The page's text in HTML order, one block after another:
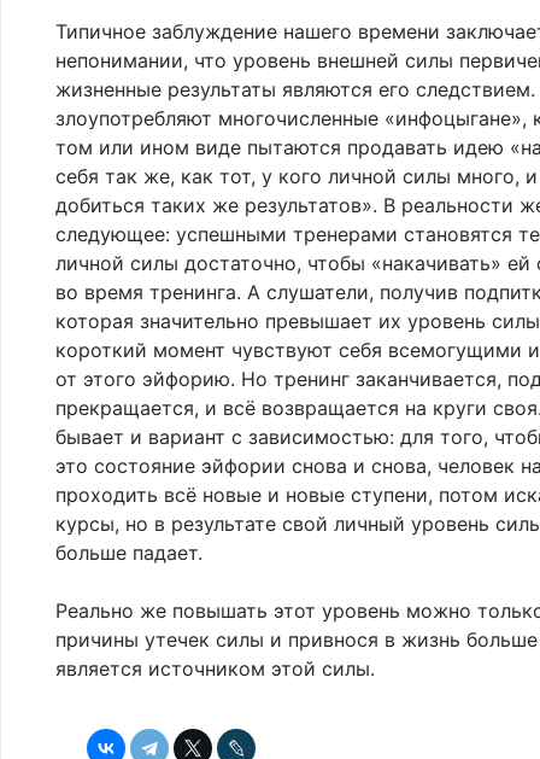
Типичное заблуждение нашего времени
непонимании, что уровень внешней силы
жизненные результаты являются его
злоупотребляют многочисленные «инфоцыгане»,
том или ином виде пытаются продавать идею
себя так же, как тот, у кого личной силы много,
добиться таких же результатов». В реальности
следующее: успешными тренерами становятся
личной силы достаточно, чтобы «накачивать» ей
во время тренинга. А слушатели, получив
которая значительно превышает их уровень
короткий момент чувствуют себя всемогущими
от этого эйфорию. Но тренинг заканчивается,
прекращается, и всё возвращается на круги
бывает и вариант с зависимостью: для того,
это состояние эйфории снова и снова, человек
проходить всё новые и новые ступени, потом
курсы, но в результате свой личный уровень
больше падает.
Реально же повышать этот уровень можно
причины утечек силы и привнося в жизнь больше
является источником этой силы.